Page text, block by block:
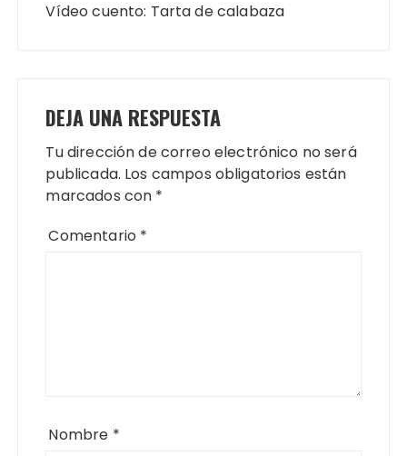
Vídeo cuento: Tarta de calabaza
DEJA UNA RESPUESTA
Tu dirección de correo electrónico no será
publicada. Los campos obligatorios están
marcados con *
Comentario *
Nombre *